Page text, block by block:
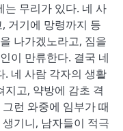
는 무리가 있다. 네 사
거기에 망령까지 등
나가겠노라고, 짐을
이 만류한다. 결국 네
. 네 사람 각자의 생활
고, 약방에 감초 격
런 와중에 임부가 때
기니, 남자들이 적극